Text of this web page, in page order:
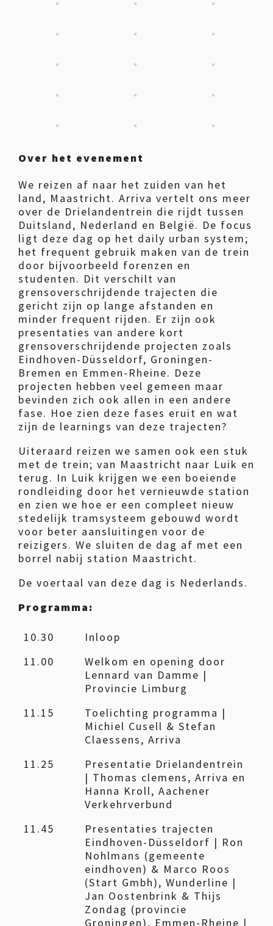
Over het evenement
We reizen af naar het zuiden van het
land, Maastricht. Arriva vertelt ons meer
over de Drielandentrein die rijdt tussen
Duitsland, Nederland en België. De focus
ligt deze dag op het daily urban system;
het frequent gebruik maken van de trein
door bijvoorbeeld forenzen en
studenten. Dit verschilt van
grensoverschrijdende trajecten die
gericht zijn op lange afstanden en
minder frequent rijden. Er zijn ook
presentaties van andere kort
grensoverschrijdende projecten zoals
Eindhoven-Düsseldorf, Groningen-
Bremen en Emmen-Rheine. Deze
projecten hebben veel gemeen maar
bevinden zich ook allen in een andere
fase. Hoe zien deze fases eruit en wat
zijn de learnings van deze trajecten?
Uiteraard reizen we samen ook een stuk
met de trein; van Maastricht naar Luik en
terug. In Luik krijgen we een boeiende
rondleiding door het vernieuwde station
en zien we hoe er een compleet nieuw
stedelijk tramsysteem gebouwd wordt
voor beter aansluitingen voor de
reizigers. We sluiten de dag af met een
borrel nabij station Maastricht.
De voertaal van deze dag is Nederlands.
Programma:
10.30
Inloop
11.00
Welkom en opening door
Lennard van Damme |
Provincie Limburg
11.15
Toelichting programma |
Michiel Cusell & Stefan
Claessens, Arriva
11.25
Presentatie Drielandentrein
| Thomas clemens, Arriva en
Hanna Kroll, Aachener
Verkehrverbund
11.45
Presentaties trajecten
Eindhoven-Düsseldorf | Ron
Nohlmans (gemeente
eindhoven) & Marco Roos
(Start Gmbh), Wunderline |
Jan Oostenbrink & Thijs
Zondag (provincie
Groningen), Emmen-Rheine |